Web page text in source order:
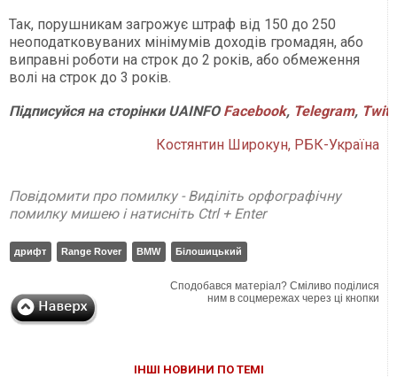
Так, порушникам загрожує штраф від 150 до 250
неоподатковуваних мінімумів доходів громадян, або
виправні роботи на строк до 2 років, або обмеження
волі на строк до 3 років.
ПідписуйсянасторінкиUAINFO Facebook, Telegram,
Костянтин Широкун, РБК-Україна
Повідомити про помилку - Виділіть орфографічну
помилку мишею і натисніть Ctrl + Enter
дрифт Range Rover BMW Білошицький
Сподобався матеріал? Сміливо поділися
ним в соцмережах через ці кнопки
ІНШІ НОВИНИ ПО ТЕМІ